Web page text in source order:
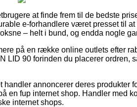
at finde frem til de bedste
e-forhandlere været presset til
– helt i bund, og endda nogle
på en række online outlets efter
LID 90 forinden du placerer ordren,
annoncerer deres produkter
en fup internet shop. Handler med
internet shops.